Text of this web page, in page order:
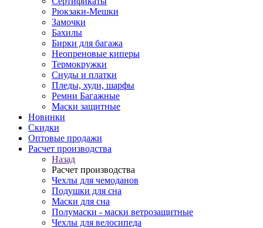
Рюкзаки-Мешки
Замочки
Бахилы
Бирки для багажа
Неопреновые киперы
Термокружки
Снуды и платки
Пледы, худи, шарфы
Ремни Багажные
Маски защитные
Новинки
Скидки
Оптовые продажи
Расчет производства
Назад
Расчет производства
Чехлы для чемоданов
Подушки для сна
Маски для сна
Полумаски - маски ветрозащитные
Чехлы для велосипеда